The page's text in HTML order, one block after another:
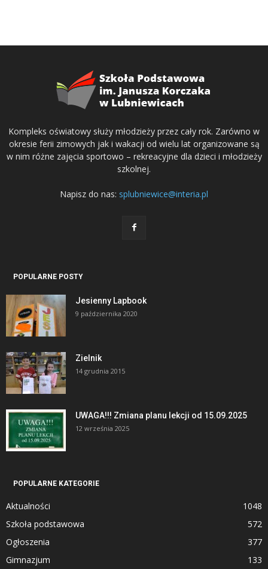
Kompleks oświatowy służy młodzieży przez cały rok. Zarówno w
okresie ferii zimowych jak i wakacji od wielu lat organizowane są
w nim różne zajęcia sportowo – rekreacyjne dla dzieci i młodzieży
szkolnej.
Napisz do nas: splubniewice@interia.pl
POPULARNE POSTY
Jesienny Lapbook
9 października 2020
Zielnik
14 grudnia 2015
UWAGA!!! Zmiana planu lekcji od 15.09.2025
12 września 2025
POPULARNE KATEGORIE
Aktualności
1048
Szkoła podstawowa
572
Ogłoszenia
377
Gimnazjum
133